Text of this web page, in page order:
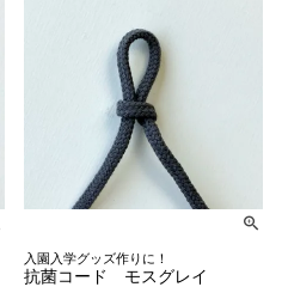
入園入学グッズ作りに！
抗菌コード モスグレイ